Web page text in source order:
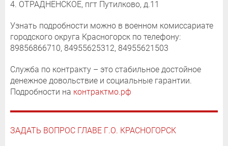
4. ОТРАДНЕНСКОЕ, пгт Путилково, д.11
Узнать подробности можно в военном комиссариате
городского округа Красногорск по телефону:
89856866710, 84955625312, 84955621503
Служба по контракту – это стабильное достойное
денежное довольствие и социальные гарантии.
Подробности на контрактмо.рф
ЗАДАТЬ ВОПРОС ГЛАВЕ Г.О. КРАСНОГОРСК